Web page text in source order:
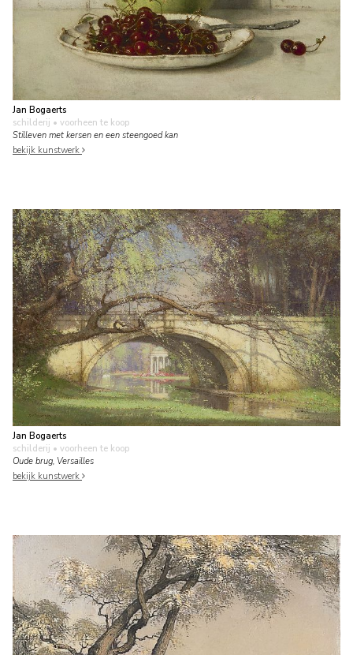
Jan Bogaerts
schilderij • voorheen te koop
Stilleven met kersen en een steengoed kan
bekijk kunstwerk
Jan Bogaerts
schilderij • voorheen te koop
Oude brug, Versailles
bekijk kunstwerk